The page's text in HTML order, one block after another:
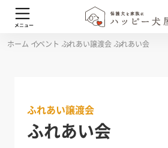
ホーム イベント ふれあい譲渡会 ふれあい会
ふれあい譲渡会
ふれあい会